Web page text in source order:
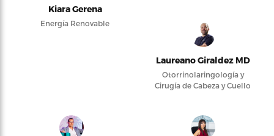
Kiara Gerena
Energía Renovable
Laureano Giraldez MD
Otorrinolaringología y
Cirugía de Cabeza y Cuello